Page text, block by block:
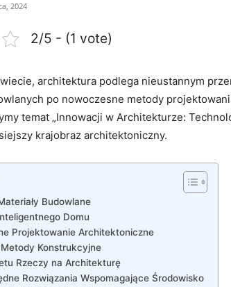
2024
2/5 - (1 vote)
architektura podlega nieustannym
po nowoczesne metody
temat „Innowacji w Architekturze:⁤
krajobraz architektoniczny.
Budowlane
Domu
Projektowanie Architektoniczne
⁢Konstrukcyjne
Rzeczy​ na Architekturę
Rozwiązania Wspomagające ‌Środowisko